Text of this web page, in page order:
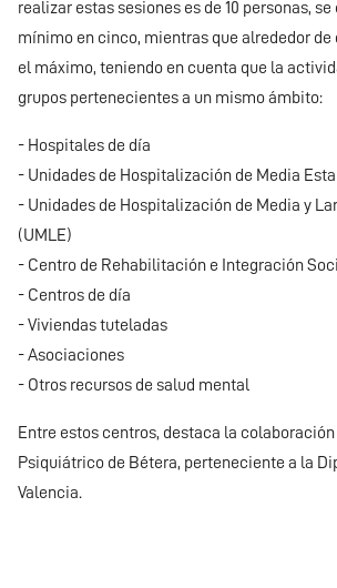
realizar estas sesiones es de 10 personas,
mínimo en cinco, mientras que alrededor de
el máximo, teniendo en cuenta que la
grupos pertenecientes a un mismo ámbito:
- Hospitales de día
- Unidades de Hospitalización de Media
- Unidades de Hospitalización de Media y
(UMLE)
- Centro de Rehabilitación e Integración
- Centros de día
- Viviendas tuteladas
- Asociaciones
- Otros recursos de salud mental
Entre estos centros, destaca la
Psiquiátrico de Bétera, perteneciente a la
Valencia.